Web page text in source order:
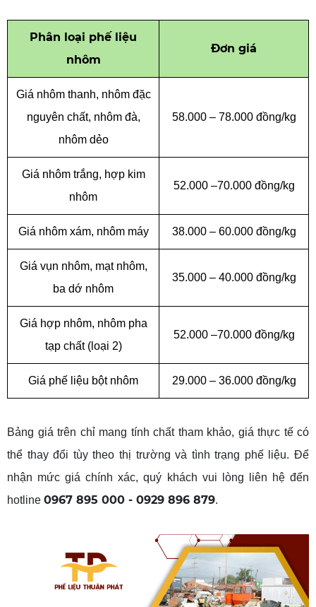
Phân loại phế liệu
nhôm
Đơn giá
Giá nhôm thanh, nhôm đặc
nguyên chất, nhôm đà,
nhôm dẻo
58.000 – 78.000 đồng/kg
Giá nhôm trắng, hợp kim
nhôm
52.000 –70.000 đồng/kg
Giá nhôm xám, nhôm máy 38.000 – 60.000 đồng/kg
Giá vụn nhôm, mạt nhôm,
ba dớ nhôm
35.000 – 40.000 đồng/kg
Giá hợp nhôm, nhôm pha
tạp chất (loại 2)
52.000 –70.000 đồng/kg
Giá phế liệu bột nhôm 29.000 – 36.000 đồng/kg
Bảng giá trên chỉ mang tính chất tham khảo, giá thực tế có
thể thay đổi tùy theo thị trường và tình trạng phế liệu. Để
nhận mức giá chính xác, quý khách vui lòng liên hệ đến
hotline 0967 895 000 - 0929 896 879.